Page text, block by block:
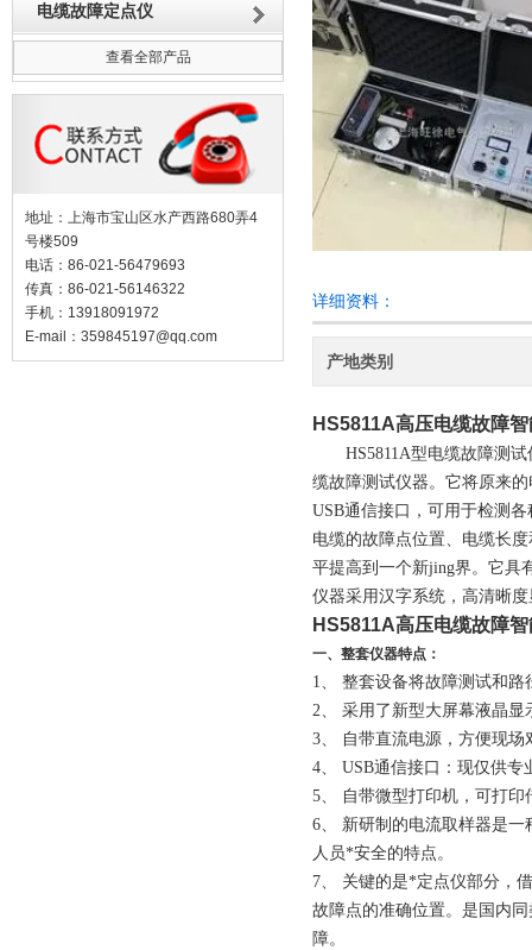
电缆故障定点仪
查看全部产品
地址：上海市宝山区水产西路680弄4
号楼509
电话：86-021-56479693
传真：86-021-56146322
手机：13918091972
E-mail： 359845197@qq.com
详细资料：
产地类别
HS5811A高压电缆故障
HS5811A型电缆故障测
缆故障测试仪器。 它将原来
USB通信接口， 可用于检测
电缆的故障点位置、电缆长
平提高到一个新jing界。它具
仪器采用汉字系统，高清晰
HS5811A高压电缆故障
一、 整套仪器特点：
1、 整套设备将故障测试和路
2、 采用了新型大屏幕液晶显
3、
自带直流电源，方便现
4、 USB通信接口：现仅供
5、
自带微型打印机，可打
6、 新研制的电流取样器是
人员*安全的特点。
7、 关键的是*定点仪部分，
故障点的准确位置。是国内
障。